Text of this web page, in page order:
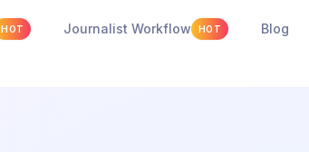
HOT Journalist Workflow HOT Blog